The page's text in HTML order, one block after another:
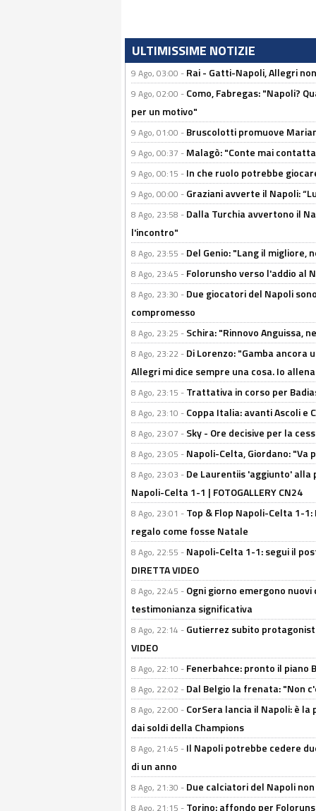
ULTIMISSIME NOTIZIE
9 Ago, 03:00 - Rai - Gatti-Napoli, Allegri
9 Ago, 02:00 - Como, Fabregas: "Napoli?
per un motivo"
9 Ago, 01:00 - Bruscolotti promuove
9 Ago, 00:37 - Malagò: "Conte mai
9 Ago, 00:15 - In che ruolo potrebbe
9 Ago, 00:00 - Graziani avverte il Napoli:
8 Ago, 23:58 - Dalla Turchia avvertono il
l'incontro"
8 Ago, 23:55 - Del Genio: "Lang il migliore,
8 Ago, 23:45 - Folorunsho verso l'addio al
8 Ago, 23:30 - Due giocatori del Napoli
compromesso
8 Ago, 23:25 - Schira: "Rinnovo Anguissa,
8 Ago, 23:22 - Di Lorenzo: "Gamba ancora
Allegri mi dice sempre una cosa. Io
8 Ago, 23:15 - Trattativa in corso per
8 Ago, 23:10 - Coppa Italia: avanti Ascoli e
8 Ago, 23:07 - Sky - Ore decisive per la
8 Ago, 23:05 - Napoli-Celta, Giordano:
8 Ago, 23:03 - De Laurentiis 'aggiunto' alla
Napoli-Celta 1-1 | FOTOGALLERY CN24
8 Ago, 23:01 - Top & Flop Napoli-Celta 1-
regalo come fosse Natale
8 Ago, 22:55 - Napoli-Celta 1-1: segui il
DIRETTA VIDEO
8 Ago, 22:45 - Ogni giorno emergono
testimonianza significativa
8 Ago, 22:14 - Gutierrez subito
VIDEO
8 Ago, 22:10 - Fenerbahce: pronto il piano
8 Ago, 22:02 - Dal Belgio la frenata: "Non
8 Ago, 22:00 - CorSera lancia il Napoli: è
dai soldi della Champions
8 Ago, 21:45 - Il Napoli potrebbe cedere
di un anno
8 Ago, 21:30 - Due calciatori del Napoli
8 Ago, 21:15 - Torino: affondo per